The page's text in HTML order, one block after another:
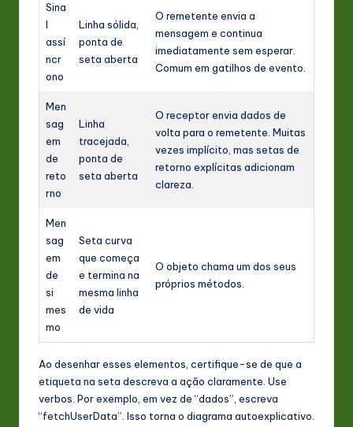
Sina
l
assí
ncr
ono
Linha sólida,
ponta de
seta aberta
O remetente envia a
mensagem e continua
imediatamente sem esperar.
Comum em gatilhos de evento.
Men
sag
em
de
reto
rno
Linha
tracejada,
ponta de
seta aberta
O receptor envia dados de
volta para o remetente. Muitas
vezes implícito, mas setas de
retorno explícitas adicionam
clareza.
Men
sag
em
de
si
mes
mo
Seta curva
que começa
e termina na
mesma linha
de vida
O objeto chama um dos seus
próprios métodos.
Ao desenhar esses elementos, certifique-se de que a
etiqueta na seta descreva a ação claramente. Use
verbos. Por exemplo, em vez de “dados”, escreva
“fetchUserData”. Isso torna o diagrama autoexplicativo.